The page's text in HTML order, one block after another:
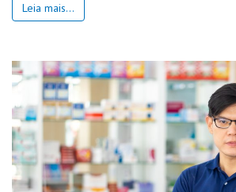
Leia mais...